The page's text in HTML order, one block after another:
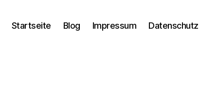
Startseite Blog Impressum Datenschutz